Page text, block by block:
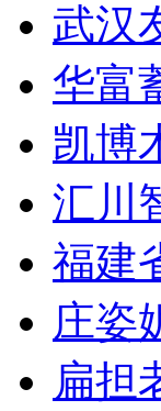
武汉
华富
凯博
汇川
福建
庄姿
扁担